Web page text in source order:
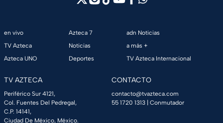
en vivo
TV Azteca
Azteca UNO
Azteca 7
Noticias
Deportes
adn Noticias
a más +
TV Azteca Internacional
TV AZTECA
Periférico Sur 4121,
Col. Fuentes Del Pedregal,
C.P. 14141,
Ciudad De México, México.
CONTACTO
contacto@tvazteca.com
55 1720 1313 | Conmutador